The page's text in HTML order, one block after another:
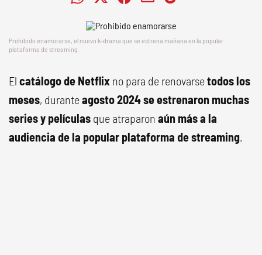
Prohibido enamorarse, el nuevo k-drama que se estrena mañana en la popular
plataforma de streaming.
El catálogo de Netflix no para de renovarsetodos los
meses, duranteagosto 2024 se estrenaron muchas
series y películas que atraparon aún más a la
audiencia de la popular plataforma de streaming.